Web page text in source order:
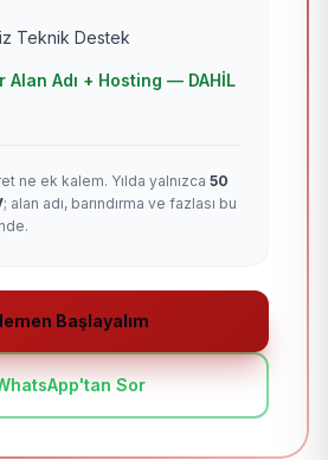
Teknik Destek
Alan Adı + Hosting — DAHİL
ne ek kalem. Yılda yalnızca 50
; alan adı, barındırma ve fazlası bu
Başlayalım
Sor